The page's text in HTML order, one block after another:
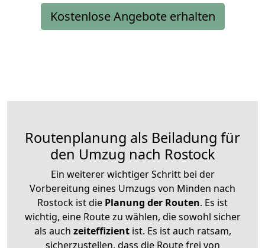
Kostenlose Angebote erhalten
Routenplanung als Beiladung für
den Umzug nach Rostock
Ein weiterer wichtiger Schritt bei der
Vorbereitung eines Umzugs von Minden nach
Rostock ist die Planung der Routen. Es ist
wichtig, eine Route zu wählen, die sowohl sicher
als auch zeiteffizientist. Es ist auch ratsam,
sicherzustellen, dass die Route frei von